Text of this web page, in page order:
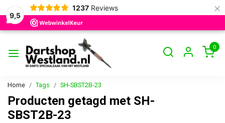
9,5
1237 Reviews ×
0
Home Tags SH-SBST2B-23
Producten getagd met SH-
SBST2B-23